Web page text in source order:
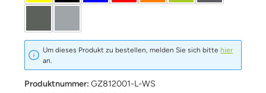
Um dieses Produkt zu bestellen, melden Sie sich bittehier
an.
Produktnummer: GZ812001-L-WS